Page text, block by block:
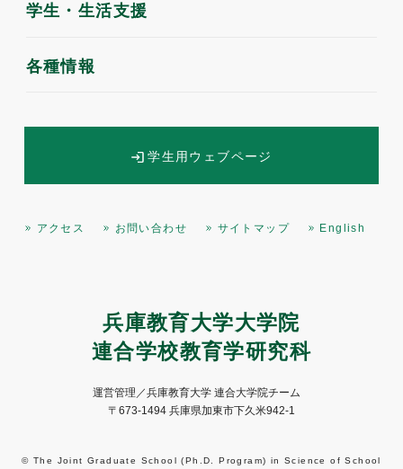
学生・生活支援
各種情報
学生用ウェブページ
アクセス お問い合わせ サイトマップ English
兵庫教育大学大学院
連合学校教育学研究科
運営管理／兵庫教育大学 連合大学院チーム
〒673-1494 兵庫県加東市下久米942-1
© The Joint Graduate School (Ph.D. Program) in Science of School